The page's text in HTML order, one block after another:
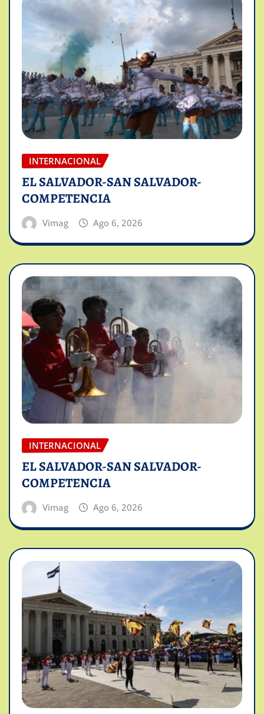
INTERNACIONAL
EL SALVADOR-SAN SALVADOR-
COMPETENCIA
Vimag Ago 6, 2026
INTERNACIONAL
EL SALVADOR-SAN SALVADOR-
COMPETENCIA
Vimag Ago 6, 2026